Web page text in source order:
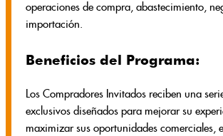
operaciones de compra, abastecimiento,
importación.
Beneficios del Programa:
Los Compradores Invitados reciben una
exclusivos diseñados para mejorar su
maximizar sus oportunidades comerciales,